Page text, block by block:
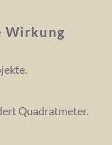
Wirkung
Quadratmeter.